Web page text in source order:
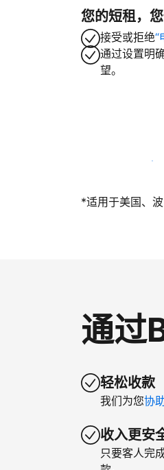
您的短租，
接受或拒绝“
通过设置明
望。
立即与我们一
*适用于美国、
通过
轻松收款
我们为您协
收入更安
只要客人完